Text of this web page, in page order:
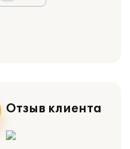
Отзыв клиента